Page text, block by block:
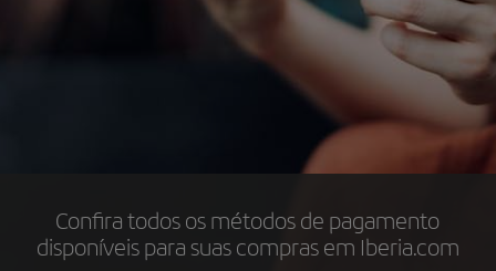
Confira todos os métodos de pagamento
disponíveis para suas compras em Iberia.com